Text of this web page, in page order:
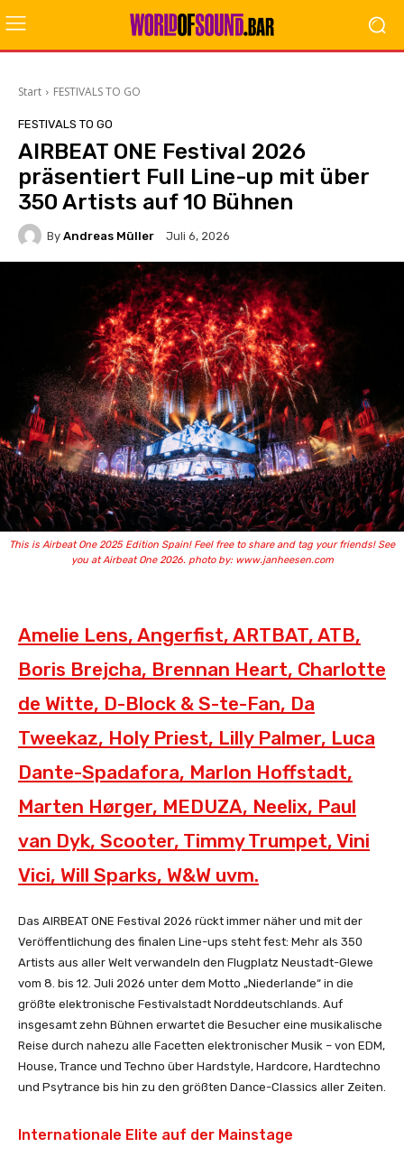
Start FESTIVALS TO GO
FESTIVALS TO GO
AIRBEAT ONE Festival 2026
präsentiert Full Line-up mit über
350 Artists auf 10 Bühnen
By Andreas Müller Juli 6, 2026
This is Airbeat One 2025 Edition Spain! Feel free to share and tag your friends! See
you at Airbeat One 2026. photo by: www.janheesen.com
Amelie Lens, Angerfist, ARTBAT, ATB,
Boris Brejcha, Brennan Heart, Charlotte
de Witte, D-Block & S-te-Fan, Da
Tweekaz, Holy Priest, Lilly Palmer, Luca
Dante-Spadafora, Marlon Hoffstadt,
Marten Hørger, MEDUZA, Neelix, Paul
van Dyk, Scooter, Timmy Trumpet, Vini
Vici, Will Sparks, W&W uvm.
Das AIRBEAT ONE Festival 2026 rückt immer näher und mit der
Veröffentlichung des finalen Line-ups steht fest: Mehr als 350
Artists aus aller Welt verwandeln den Flugplatz Neustadt-Glewe
vom 8. bis 12. Juli 2026 unter dem Motto „Niederlande“ in die
größte elektronische Festivalstadt Norddeutschlands. Auf
insgesamt zehn Bühnen erwartet die Besucher eine musikalische
Reise durch nahezu alle Facetten elektronischer Musik – von EDM,
House, Trance und Techno über Hardstyle, Hardcore, Hardtechno
und Psytrance bis hin zu den größten Dance-Classics aller Zeiten.
Internationale Elite auf der Mainstage